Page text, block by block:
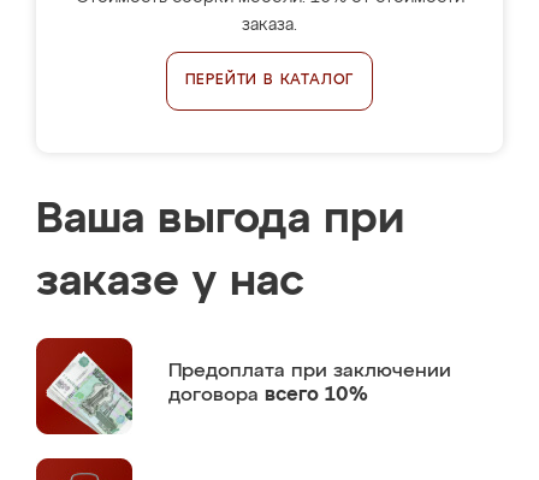
заказа.
ПЕРЕЙТИ В КАТАЛОГ
Ваша выгода при
заказе у нас
Предоплата при заключении
договора всего 10%